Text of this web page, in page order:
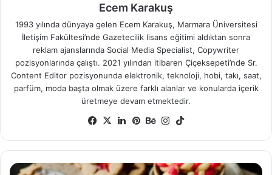
Ecem Karakuş
1993 yılında dünyaya gelen Ecem Karakuş, Marmara Üniversitesi
İletişim Fakültesi’nde Gazetecilik lisans eğitimi aldıktan sonra
reklam ajanslarında Social Media Specialist, Copywriter
pozisyonlarında çalıştı. 2021 yılından itibaren Çiçeksepeti’nde Sr.
Content Editor pozisyonunda elektronik, teknoloji, hobi, takı, saat,
parfüm, moda başta olmak üzere farklı alanlar ve konularda içerik
üretmeye devam etmektedir.
Facebook
X LinkedIn
Pinterest
BehanceInstagram
Yılbaşı